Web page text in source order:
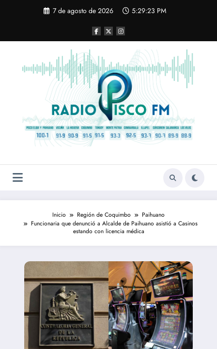
7 de agosto de 2026 5:29:24 PM
Inicio Región de Coquimbo
Paihuano
Funcionaria que denunció a Alcalde de Paihuano asistió a Casinos
estando con licencia médica